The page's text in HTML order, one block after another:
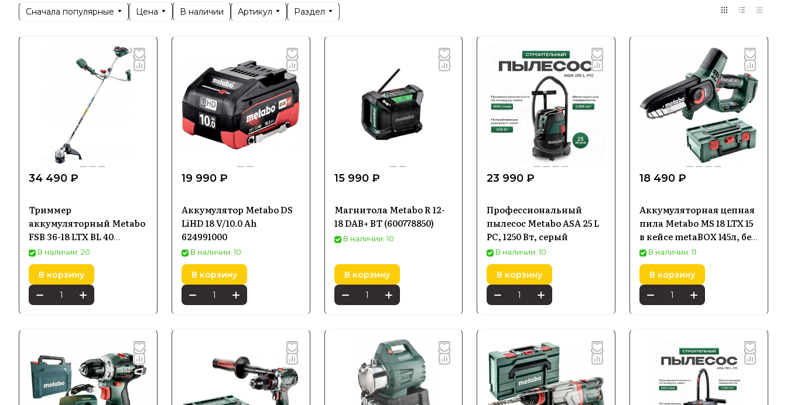
- Перфораторы и молотки
- Станки и инструменты для деревообработки
Metabo известна своим акцентом на качество, надежность и инновации, что делает их инструменты
идеальными для профессионального использования и требовательных задач.
Сначала популярные Цена В наличии Артикул Раздел
34 490 ₽
Триммер
аккумуляторный Metabo
FSB 36-18 LTX BL 40
601611850 без акб и ЗУ
В наличии: 20
В корзину
19 990 ₽
Аккумулятор Metabo DS
LiHD 18 V/10.0 Ah
624991000
В наличии: 10
В корзину
15 990 ₽
Магнитола Metabo R 12-
18 DAB+ BT (600778850)
В наличии: 10
В корзину
23 990 ₽
Профессиональный
пылесос Metabo ASA 25 L
PC, 1250 Вт, серый
В наличии: 10
В корзину
18 490 ₽
Аккумуляторная цепная
пила Metabo MS 18 LTX 15
в кейсе metaBOX 145л, без
АКБ и ЗУ (600856840)
В наличии: 11
В корзину